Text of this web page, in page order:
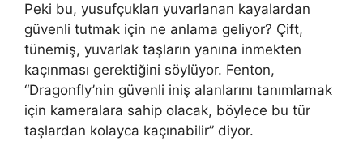
Peki bu, yusufçukları yuvarlanan kayalardan
güvenli tutmak için ne anlama geliyor? Çift,
tünemiş, yuvarlak taşların yanına inmekten
kaçınması gerektiğini söylüyor. Fenton,
“Dragonfly’nin güvenli iniş alanlarını tanımlamak
için kameralara sahip olacak, böylece bu tür
taşlardan kolayca kaçınabilir” diyor.